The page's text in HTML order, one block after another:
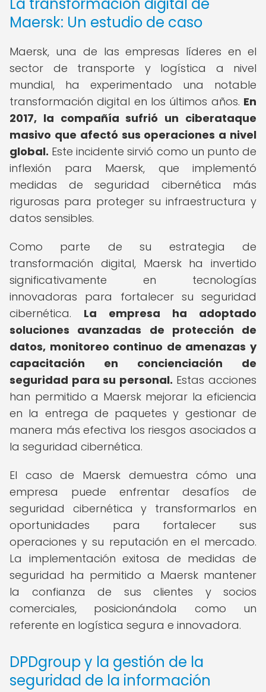
Maersk: Un estudio de caso
Maersk, una de las empresas líderes en el
sector de transporte y logística a nivel
mundial, ha experimentado una notable
transformación digital en los últimos años. En
2017, la compañía sufrió un ciberataque
masivo que afectó sus operaciones a nivel
global. Este incidente sirvió como un punto de
inflexión para Maersk, que implementó
medidas de seguridad cibernética más
rigurosas para proteger su infraestructura y
datos sensibles.
Como parte de su estrategia de
transformación digital, Maersk ha invertido
significativamente en tecnologías
innovadoras para fortalecer su seguridad
cibernética. La empresa ha adoptado
soluciones avanzadas de protección de
datos, monitoreo continuo de amenazas y
capacitación en concienciación de
seguridad para su personal. Estas acciones
han permitido a Maersk mejorar la eficiencia
en la entrega de paquetes y gestionar de
manera más efectiva los riesgos asociados a
la seguridad cibernética.
El caso de Maersk demuestra cómo una
empresa puede enfrentar desafíos de
seguridad cibernética y transformarlos en
oportunidades para fortalecer sus
operaciones y su reputación en el mercado.
La implementación exitosa de medidas de
seguridad ha permitido a Maersk mantener
la confianza de sus clientes y socios
comerciales, posicionándola como un
referente en logística segura e innovadora.
DPDgroup y la gestión de la
seguridad de la información